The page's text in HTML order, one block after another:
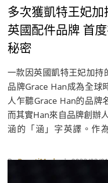
多次獲凱特王妃
英國配件品牌 首
秘密
一款因英國凱特王妃加持
品牌Grace Han成為全球
人乍聽Grace Han的品牌
而其實Han來自品牌創辦
涵的「涵」字英譯。作
女神，更賦予Grace「涵
ByBeautiMode| 2023/03/01